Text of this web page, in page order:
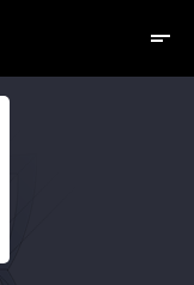
short_text